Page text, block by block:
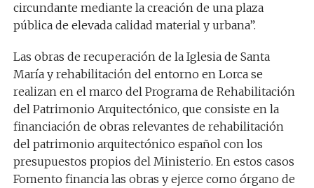
circundante mediante la creación de una plaza
pública de elevada calidad material y urbana”.
Las obras de recuperación de la Iglesia de Santa
María y rehabilitación del entorno en Lorca se
realizan en el marco del Programa de Rehabilitación
del Patrimonio Arquitectónico, que consiste en la
financiación de obras relevantes de rehabilitación
del patrimonio arquitectónico español con los
presupuestos propios del Ministerio. En estos casos
Fomento financia las obras y ejerce como órgano de